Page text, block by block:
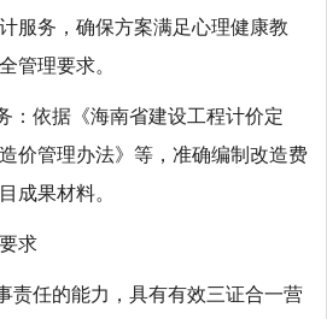
服务，确保方案满足心理健康教
管理要求。
：依据《海南省建设工程计价定
价管理办法》等，准确编制改造费
成果材料。
求
责任的能力，具有有效三证合一营